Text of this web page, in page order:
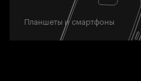
Планшеты и смартфоны